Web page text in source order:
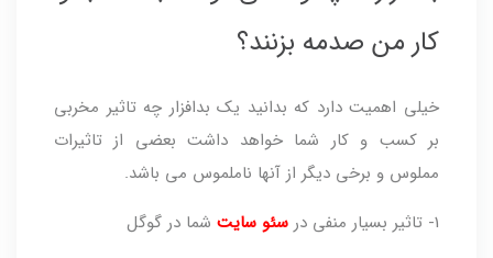
کار من صدمه بزنند؟
خیلی اهمیت دارد که بدانید یک بدافزار چه تاثیر مخربی
بر کسب و کار شما خواهد داشت بعضی از تاثیرات
مملوس و برخی دیگر از آنها ناملموس می باشد.
1- تاثیر بسیار منفی در
سئو سایت شما در گوگل